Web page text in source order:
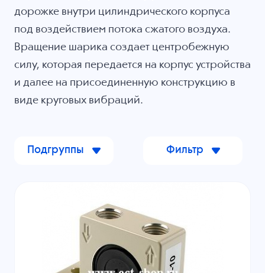
дорожке внутри цилиндрического корпуса
под воздействием потока сжатого воздуха.
Вращение шарика создает центробежную
силу, которая передается на корпус устройства
и далее на присоединенную конструкцию в
виде круговых вибраций.
Подгруппы Фильтр